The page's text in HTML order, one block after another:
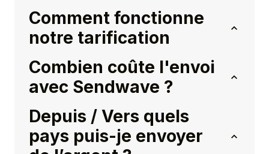
Comment fonctionne
notre tarification
Combien coûte l'envoi
avec Sendwave ?
Depuis / Vers quels
pays puis-je envoyer